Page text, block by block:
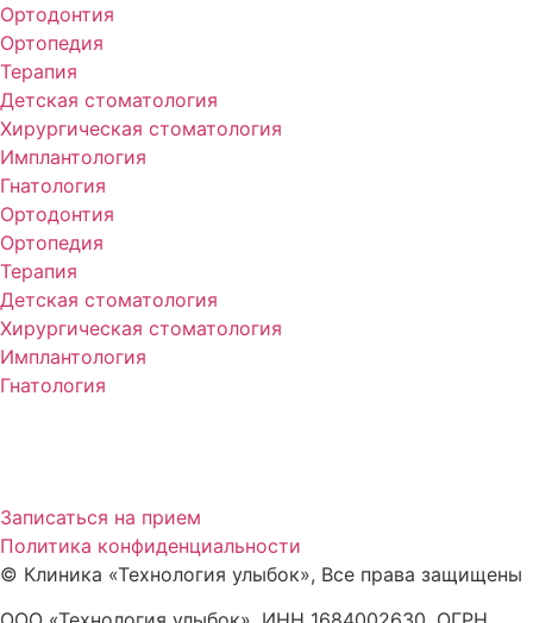
Ортодонтия
Ортопедия
Терапия
Детская стоматология
Хирургическая стоматология
Имплантология
Гнатология
Ортодонтия
Ортопедия
Терапия
Детская стоматология
Хирургическая стоматология
Имплантология
Гнатология
Записаться на прием
Политика конфиденциальности
© Клиника «Технология улыбок», Все права защищены